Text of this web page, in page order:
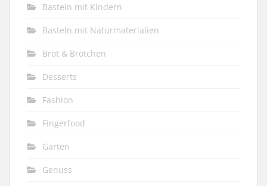
Basteln mit Kindern
Basteln mit Naturmaterialien
Brot & Brötchen
Desserts
Fashion
Fingerfood
Garten
Genuss